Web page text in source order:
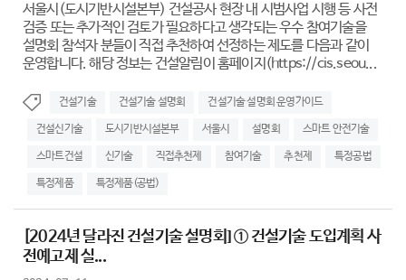
서울시(도시기반시설본부) 건설공사 현장 내 시범사업 시행 등 사전
검증 또는 추가적인 검토가 필요하다고 생각되는 우수 참여기술을
설명회 참석자 분들이 직접 추천하여 선정하는 제도를 다음과 같이
운영합니다. 해당 정보는 건설알림이 홈페이지(https://cis.seou...
건설기술 건설기술 설명회 건설기술 설명회 운영가이드
건설신기술 도시기반시설본부 서울시 설명회 스마트 안전기술
스마트건설 신기술 직접추천제 참여기술 추천제 특정공법
특정제품 특정제품(공법)
[2024년 달라진 건설기술 설명회] ① 건설기술 도입계획 사
전예고제 실...